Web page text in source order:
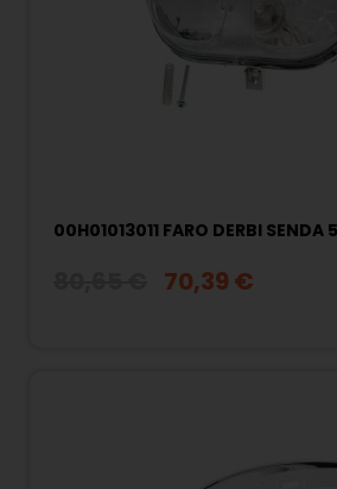
00H01013011 FARO DERBI
70,39 €